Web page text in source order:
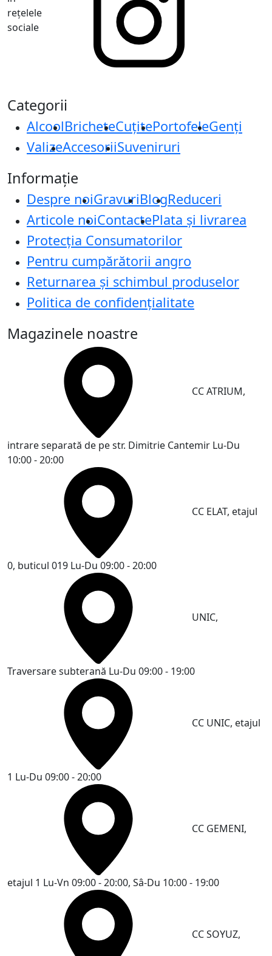
rețelele
sociale
Categorii
AlcoolBricheteCuțitePortofeleGenți
ValizeAccesoriiSuveniruri
Informație
Despre noiGravuriBlogReduceri
Articole noiContactePlata și livrarea
Protecţia Consumatorilor
Pentru cumpărătorii angro
Returnarea și schimbul produselor
Politica de confidențialitate
Magazinele noastre
CC ATRIUM,
intrare separată de pe str. Dimitrie Cantemir Lu-Du
10:00 - 20:00
CC ELAT, etajul
0, buticul 019 Lu-Du 09:00 - 20:00
UNIC,
Traversare subterană Lu-Du 09:00 - 19:00
CC UNIC, etajul
1 Lu-Du 09:00 - 20:00
CC GEMENI,
etajul 1 Lu-Vn 09:00 - 20:00, Sâ-Du 10:00 - 19:00
CC SOYUZ,